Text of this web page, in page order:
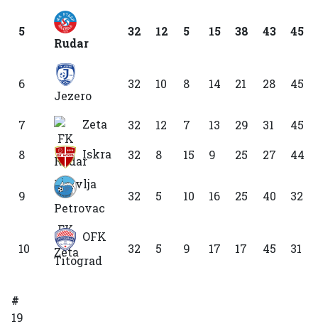
5
Rudar
32 12 5 15 38 43 45
6
Jezero
32 10 8 14 21 28 45
7 Zeta 32 12 7 13 29 31
45
8
Iskra 32 8 15 9 25 27 44
9
Petrovac
32 5 10 16 25 40 32
10
OFK
Titograd
32 5 9 17 17 45 31
#
19